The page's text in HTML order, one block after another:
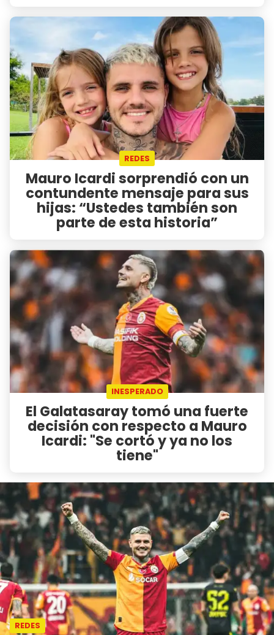
REDES
Mauro Icardi sorprendió con un
contundente mensaje para sus
hijas: “Ustedes también son
parte de esta historia”
INESPERADO
El Galatasaray tomó una fuerte
decisión con respecto a Mauro
Icardi: "Se cortó y ya no los
tiene"
REDES